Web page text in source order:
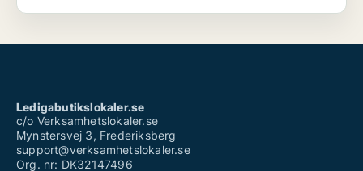
Ledigabutikslokaler.se
c/o Verksamhetslokaler.se
Mynstersvej 3, Frederiksberg
support@verksamhetslokaler.se
Org. nr: DK32147496